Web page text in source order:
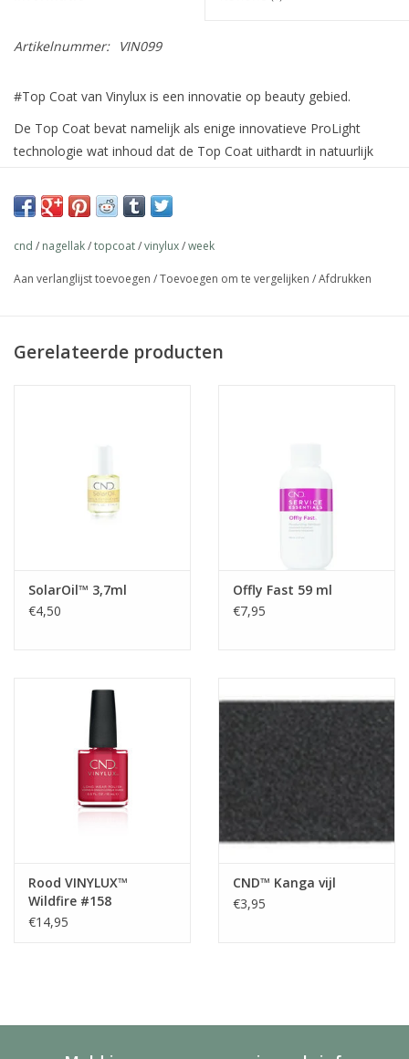
Artikelnummer: VIN099
#Top Coat van Vinylux is een innovatie op beauty gebied.
De Top Coat bevat namelijk als enige innovatieve ProLight
technologie wat inhoud dat de Top Coat uithardt in natuurlijk
dagen+ resultaat
cnd / nagellak/topcoat/vinylux/week
Aan verlanglijst toevoegen /Toevoegen om te vergelijken /Afdrukken
Gerelateerde producten
SolarOil™ 3,7ml
€4,50
Offly Fast 59 ml
€7,95
Rood VINYLUX™
Wildfire #158
€14,95
CND™ Kanga vijl
€3,95